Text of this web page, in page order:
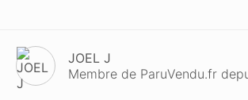
JOEL J
Membre de ParuVendu.fr